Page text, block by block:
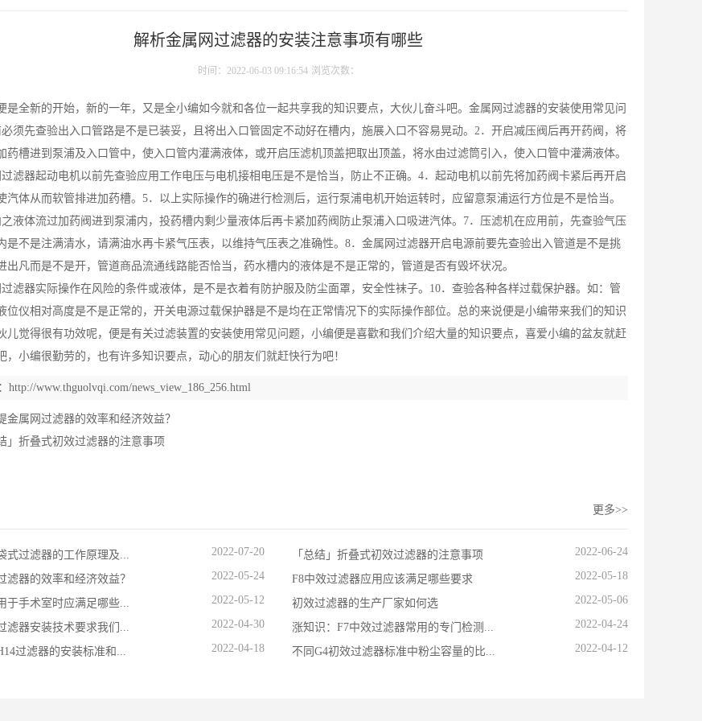
解析金属网过滤器的安装注意事项有哪些
时间：2022-06-03 09:16:54 浏览次数：
是全新的开始，新的一年，又是全小编如今就和各位一起共享我的知识要点，大伙儿奋斗吧。 金属网过滤器的安装使用常见问
须先查验出入口管路是不是已装妥，且将出入口管固定不动好在槽内，施展入口不容易晃动。2．开启减压阀后再开药阀，将
药槽进到泵浦及入口管中，使入口管内灌满液体，或开启压滤机顶盖把取出顶盖，将水由过滤筒引入，使入口管中灌满液体。
滤器起动电机以前先查验应用工作电压与电机接相电压是不是恰当，防止不正确。4．起动电机以前先将加药阀卡紧后再开启
汽体从而软管排进加药槽。5．以上实际操作的确进行检测后，运行泵浦电机开始运转时，应留意泵浦运行方位是不是恰当。
液体流过加药阀进到泵浦内，投药槽内剩少量液体后再卡紧加药阀防止泵浦入口吸进汽体。7．压滤机在应用前，先查验气压
是不是注满清水，请满油水再卡紧气压表，以维持气压表之准确性。8．金属网过滤器开启电源前要先查验出入管道是不是挑
出凡而是不是开，管道商品流通线路能否恰当，药水槽内的液体是不是正常的，管道是否有毁坏状况。
滤器实际操作在风险的条件或液体，是不是衣着有防护服及防尘面罩，安全性袜子。10．查验各种各样过载保护器。如：管
位仪相对高度是不是正常的，开关电源过载保护器是不是均在正常情况下的实际操作部位。总的来说便是小编带来我们的知识
儿觉得很有功效呢，便是有关过滤装置的安装使用常见问题，小编便是喜歡和我们介绍大量的知识要点，喜爱小编的盆友就赶
，小编很勤劳的，也有许多知识要点，动心的朋友们就赶快行为吧！
http://www.thguolvqi.com/news_view_186_256.html
金属网过滤器的效率和经济效益？
」折叠式初效过滤器的注意事项
更多>>
式过滤器的工作原理及... 2022-07-20 「总结」折叠式初效过滤器的注意事项 2022-06-24
滤器的效率和经济效益？ 2022-05-24 F8中效过滤器应用应该满足哪些要求 2022-05-18
于手术室时应满足哪些... 2022-05-12 初效过滤器的生产厂家如何选 2022-05-06
滤器安装技术要求我们... 2022-04-30 涨知识：F7中效过滤器常用的专门检测... 2022-04-24
过滤器的安装标准和... 2022-04-18 不同G4初效过滤器标准中粉尘容量的比... 2022-04-12